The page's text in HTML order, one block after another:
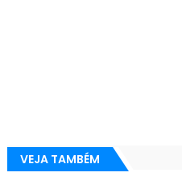
VEJA TAMBÉM